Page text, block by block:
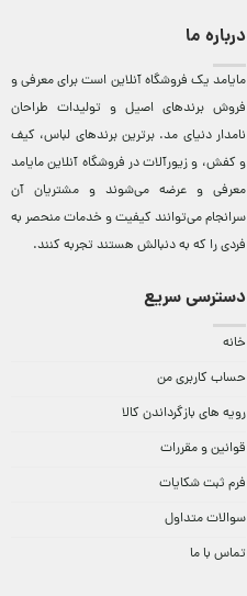
درباره ما
مایامد يک فروشگاه آنلاين است برای معرفی و
فروش برندهای اصيل و توليدات طراحان
نامدار دنيای مد. برترين‌ برندهای لباس، کيف
و کفش، و زيورآلات در فروشگاه آنلاين مایامد
معرفی و عرضه می‌شوند و مشتريان آن
سرانجام می‌توانند کيفيت و خدمات منحصر به
فردی را که به دنبالش هستند تجربه کنند.
دسترسی سریع
خانه
حساب کاربری من
رویه های بازگرداندن کالا
قوانین و مقررات
فرم ثبت شکایات
سوالات متداول
تماس با ما